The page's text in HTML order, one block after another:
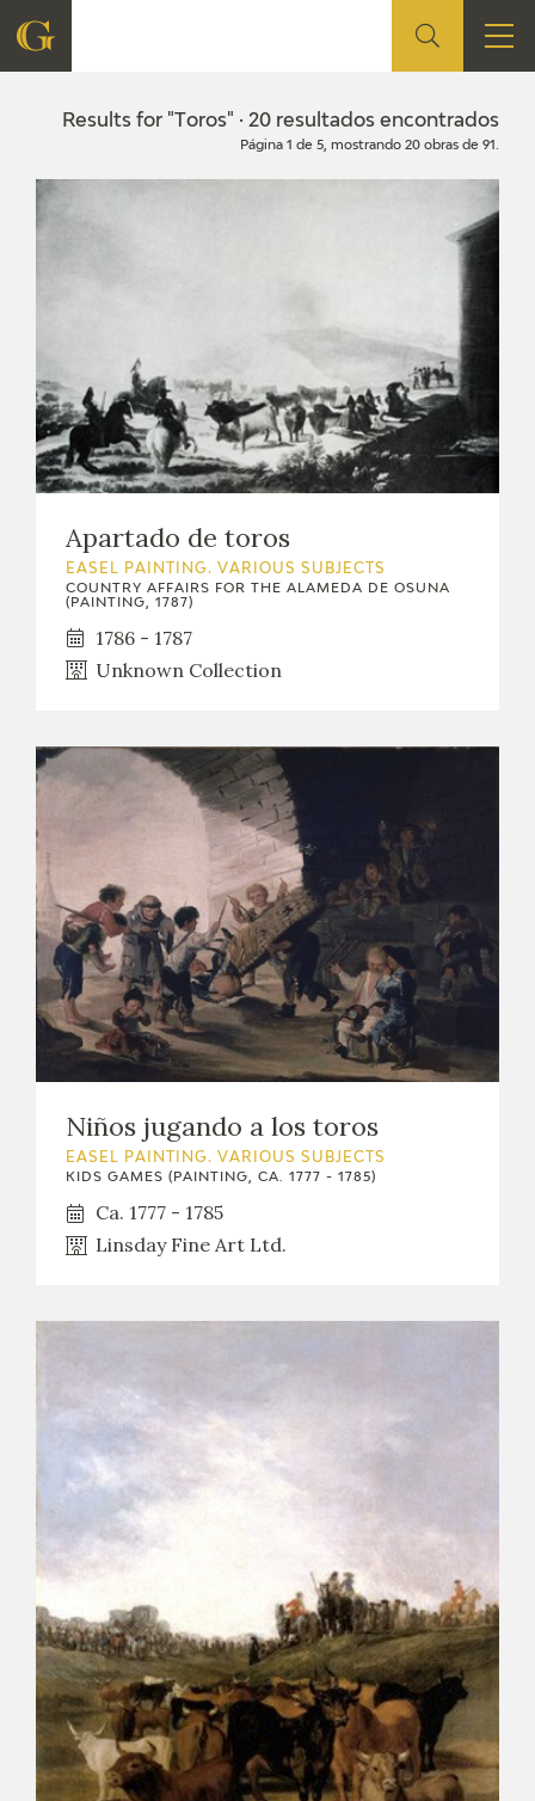
FOUNDATION
CONTACT
EXPOSICIONES
ACTIVIDADES
ACTUALIDAD
FRANCISCO DE GOYA
EL VIAJE DE GOYA
EDUCA
RECURSOS EDUCATIVOS
Results for "Toros" · 20 resultados encontrados
Página 1 de 5, mostrando 20 obras de 91.
Apartado de toros
EASEL PAINTING. VARIOUS SUBJECTS
COUNTRY AFFAIRS FOR THE ALAMEDA DE OSUNA
(PAINTING, 1787)
1786 - 1787
Unknown Collection
Niños jugando a los toros
EASEL PAINTING. VARIOUS SUBJECTS
KIDS GAMES (PAINTING, CA. 1777 - 1785)
Ca. 1777 - 1785
Linsday Fine Art Ltd.